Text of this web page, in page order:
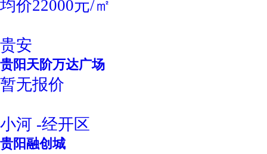
均价22000元/㎡
贵安
贵阳天阶万达广场
暂无报价
小河 -经开区
贵阳融创城